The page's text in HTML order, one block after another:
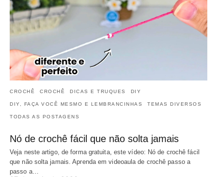
CROCHÊ CROCHÊ DICAS E TRUQUES DIY
DIY, FAÇA VOCÊ MESMO E LEMBRANCINHAS TEMAS DIVERSOS
TODAS AS POSTAGENS
Nó de crochê fácil que não solta jamais
Veja neste artigo, de forma gratuita, este vídeo: Nó de crochê fácil
que não solta jamais. Aprenda em videoaula de crochê passo a
passo a…